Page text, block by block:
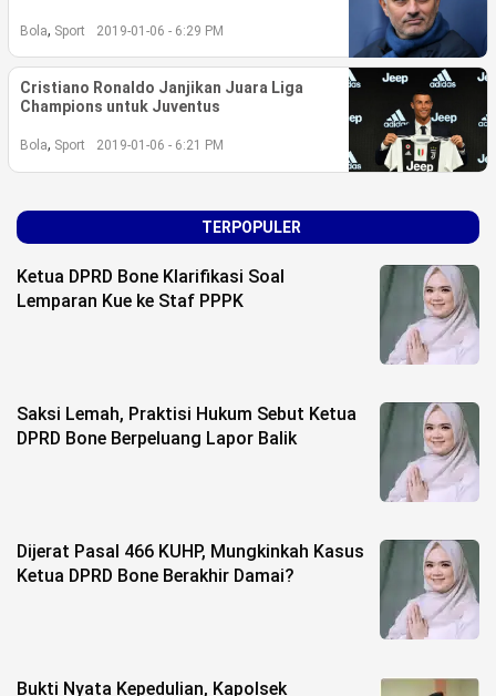
2026
sulsel.com
All
Reserved
Bola, Sport 2019-01-06 - 6:29 PM
Cristiano Ronaldo Janjikan Juara Liga
Champions untuk Juventus
Bola, Sport 2019-01-06 - 6:21 PM
TERPOPULER
Ketua DPRD Bone Klarifikasi Soal
Lemparan Kue ke Staf PPPK
Saksi Lemah, Praktisi Hukum Sebut Ketua
DPRD Bone Berpeluang Lapor Balik
Dijerat Pasal 466 KUHP, Mungkinkah Kasus
Ketua DPRD Bone Berakhir Damai?
Bukti Nyata Kepedulian, Kapolsek